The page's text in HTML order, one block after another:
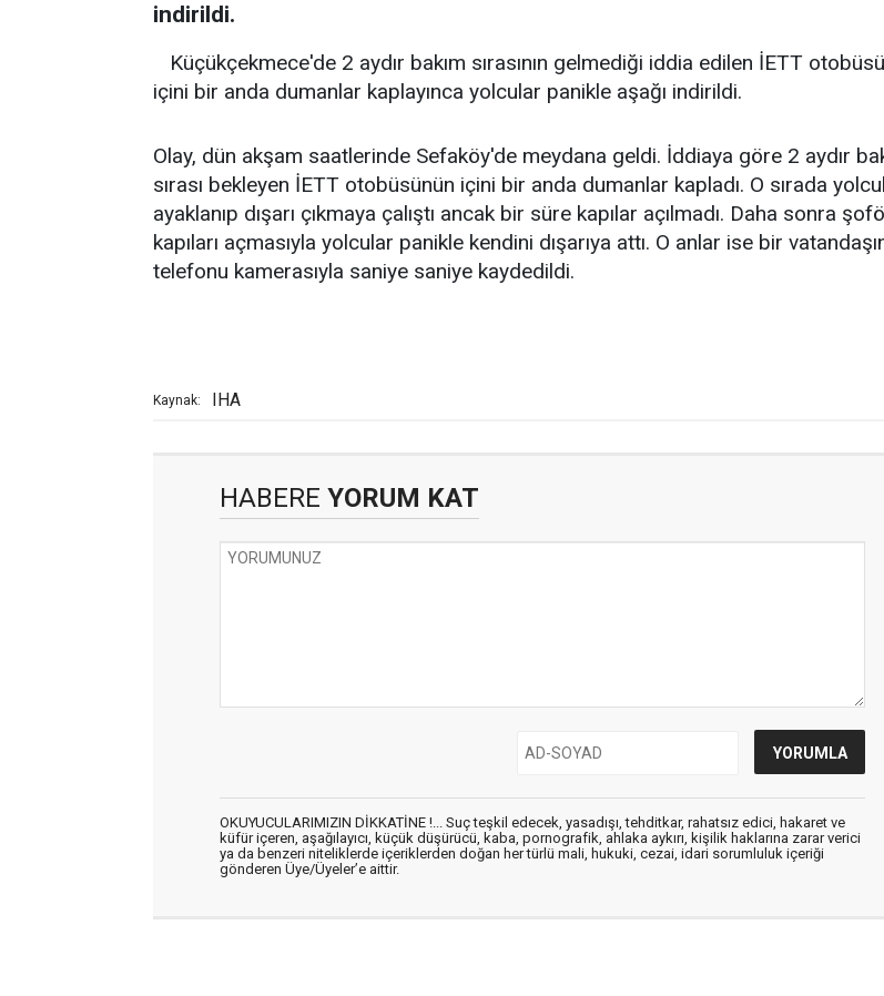
indirildi.
Küçükçekmece'de 2 aydır bakım sırasının gelmediği iddia edilen İETT
içini bir anda dumanlar kaplayınca yolcular panikle aşağı indirildi.
Olay, dün akşam saatlerinde Sefaköy'de meydana geldi. İddiaya göre 2 aydır
sırası bekleyen İETT otobüsünün içini bir anda dumanlar kapladı. O sırada
ayaklanıp dışarı çıkmaya çalıştı ancak bir süre kapılar açılmadı. Daha sonra
kapıları açmasıyla yolcular panikle kendini dışarıya attı. O anlar ise bir
telefonu kamerasıyla saniye saniye kaydedildi.
Kaynak: IHA
HABERE YORUM KAT
OKUYUCULARIMIZIN DİKKATİNE !... Suç teşkil edecek, yasadışı, tehditkar, rahatsız edici, hakaret ve
küfür içeren, aşağılayıcı, küçük düşürücü, kaba, pornografik, ahlaka aykırı, kişilik haklarına zarar verici
ya da benzeri niteliklerde içeriklerden doğan her türlü mali, hukuki, cezai, idari sorumluluk içeriği
gönderen Üye/Üyeler’e aittir.